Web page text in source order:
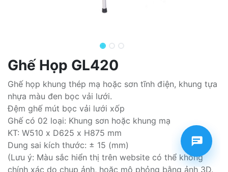
Ghế Họp GL420
Ghế họp khung thép mạ hoặc sơn tĩnh điện, khung tựa
nhựa màu đen bọc vải lưới.
Đệm ghế mút bọc vải lưới xốp
Ghế có 02 loại: Khung sơn hoặc khung mạ
KT: W510 x D625 x H875 mm
Dung sai kích thước: ± 15 (mm)
(Lưu ý: Màu sắc hiển thị trên website có thể không
chính xác do chụp ảnh, hoặc mô phỏng bằng ảnh 3D.